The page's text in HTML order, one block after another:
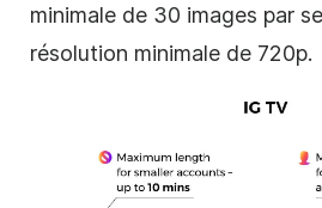
minimale de 30 images par
résolution minimale de 720p.